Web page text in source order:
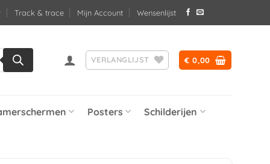
Track & trace Mijn Account Wensenlijst
VERLANGLIJST € 0,00
Posters Schilderijen